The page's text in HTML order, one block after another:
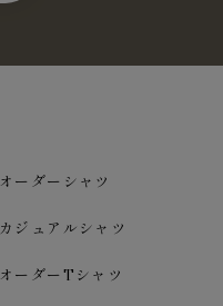
オーダーシャツ
カジュアルシャツ
オーダーTシャツ